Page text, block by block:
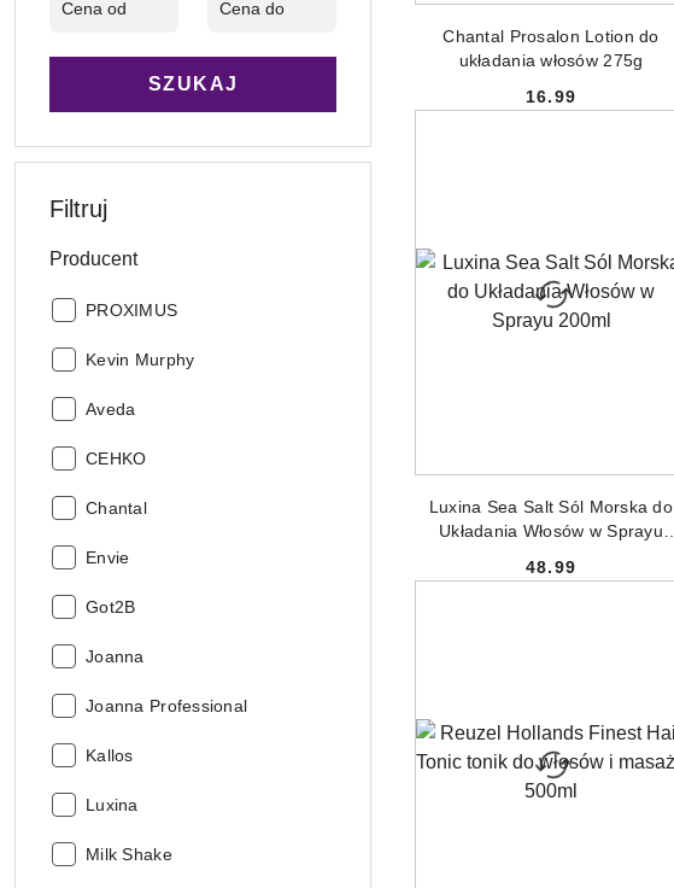
SZUKAJ
Filtruj
Producent
Producent:
PROXIMUS
Producent:
Kevin Murphy
Producent:
Aveda
Producent:
CEHKO
Producent:
Chantal
Producent:
Envie
Producent:
Got2B
Producent:
Joanna
Producent:
Joanna Professional
Producent:
Kallos
Producent:
Luxina
Producent:
Milk Shake
Chantal Prosalon Lotion do
układania włosów 275g
Cena:
16.99
Luxina Sea Salt Sól Morska do
Układania Włosów w Sprayu
Cena:
48.99